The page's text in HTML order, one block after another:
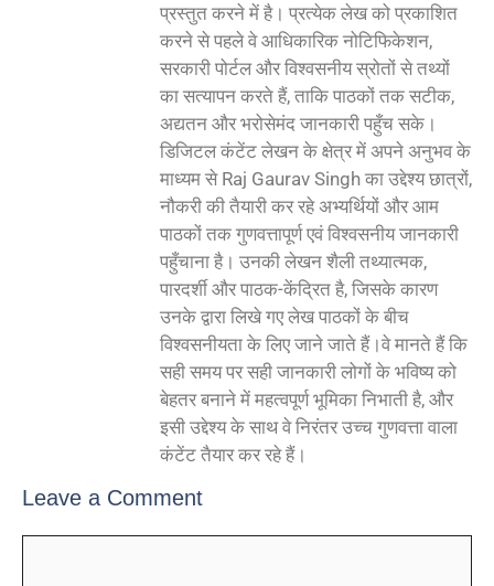
प्रस्तुत करने में है। प्रत्येक लेख को प्रकाशित
करने से पहले वे आधिकारिक नोटिफिकेशन,
सरकारी पोर्टल और विश्वसनीय स्रोतों से तथ्यों
का सत्यापन करते हैं, ताकि पाठकों तक सटीक,
अद्यतन और भरोसेमंद जानकारी पहुँच सके।
डिजिटल कंटेंट लेखन के क्षेत्र में अपने अनुभव के
माध्यम से Raj Gaurav Singh का उद्देश्य छात्रों,
नौकरी की तैयारी कर रहे अभ्यर्थियों और आम
पाठकों तक गुणवत्तापूर्ण एवं विश्वसनीय जानकारी
पहुँचाना है। उनकी लेखन शैली तथ्यात्मक,
पारदर्शी और पाठक-केंद्रित है, जिसके कारण
उनके द्वारा लिखे गए लेख पाठकों के बीच
विश्वसनीयता के लिए जाने जाते हैं।वे मानते हैं कि
सही समय पर सही जानकारी लोगों के भविष्य को
बेहतर बनाने में महत्वपूर्ण भूमिका निभाती है, और
इसी उद्देश्य के साथ वे निरंतर उच्च गुणवत्ता वाला
कंटेंट तैयार कर रहे हैं।
Leave a Comment